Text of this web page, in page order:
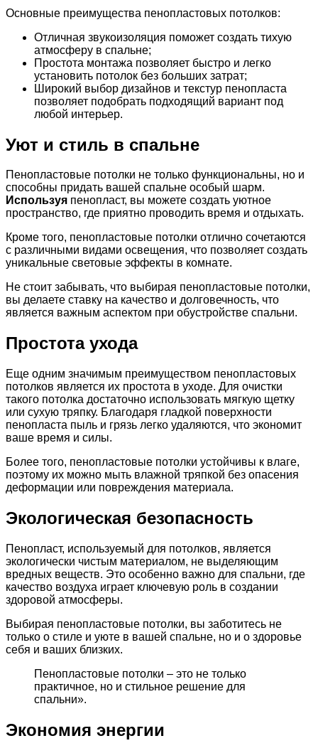
Основные преимущества пенопластовых потолков:
Отличная звукоизоляция поможет создать тихую
атмосферу в спальне;
Простота монтажа позволяет быстро и легко
установить потолок без больших затрат;
Широкий выбор дизайнов и текстур пенопласта
позволяет подобрать подходящий вариант под
любой интерьер.
Уют и стиль в спальне
Пенопластовые потолки не только функциональны, но и
способны придать вашей спальне особый шарм.
Используя пенопласт, вы можете создать уютное
пространство, где приятно проводить время и отдыхать.
Кроме того, пенопластовые потолки отлично сочетаются
с различными видами освещения, что позволяет создать
уникальные световые эффекты в комнате.
Не стоит забывать, что выбирая пенопластовые потолки,
вы делаете ставку на качество и долговечность, что
является важным аспектом при обустройстве спальни.
Простота ухода
Еще одним значимым преимуществом пенопластовых
потолков является их простота в уходе. Для очистки
такого потолка достаточно использовать мягкую щетку
или сухую тряпку. Благодаря гладкой поверхности
пенопласта пыль и грязь легко удаляются, что экономит
ваше время и силы.
Более того, пенопластовые потолки устойчивы к влаге,
поэтому их можно мыть влажной тряпкой без опасения
деформации или повреждения материала.
Экологическая безопасность
Пенопласт, используемый для потолков, является
экологически чистым материалом, не выделяющим
вредных веществ. Это особенно важно для спальни, где
качество воздуха играет ключевую роль в создании
здоровой атмосферы.
Выбирая пенопластовые потолки, вы заботитесь не
только о стиле и уюте в вашей спальне, но и о здоровье
себя и ваших близких.
Пенопластовые потолки – это не только
практичное, но и стильное решение для
спальни».
Экономия энергии